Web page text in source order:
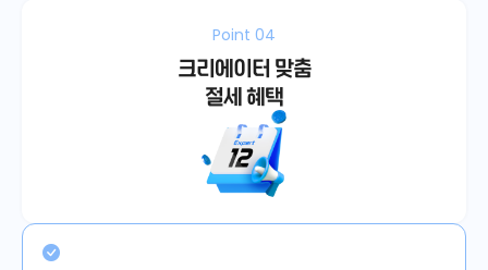
Point 04
크리에이터 맞춤
절세 혜택